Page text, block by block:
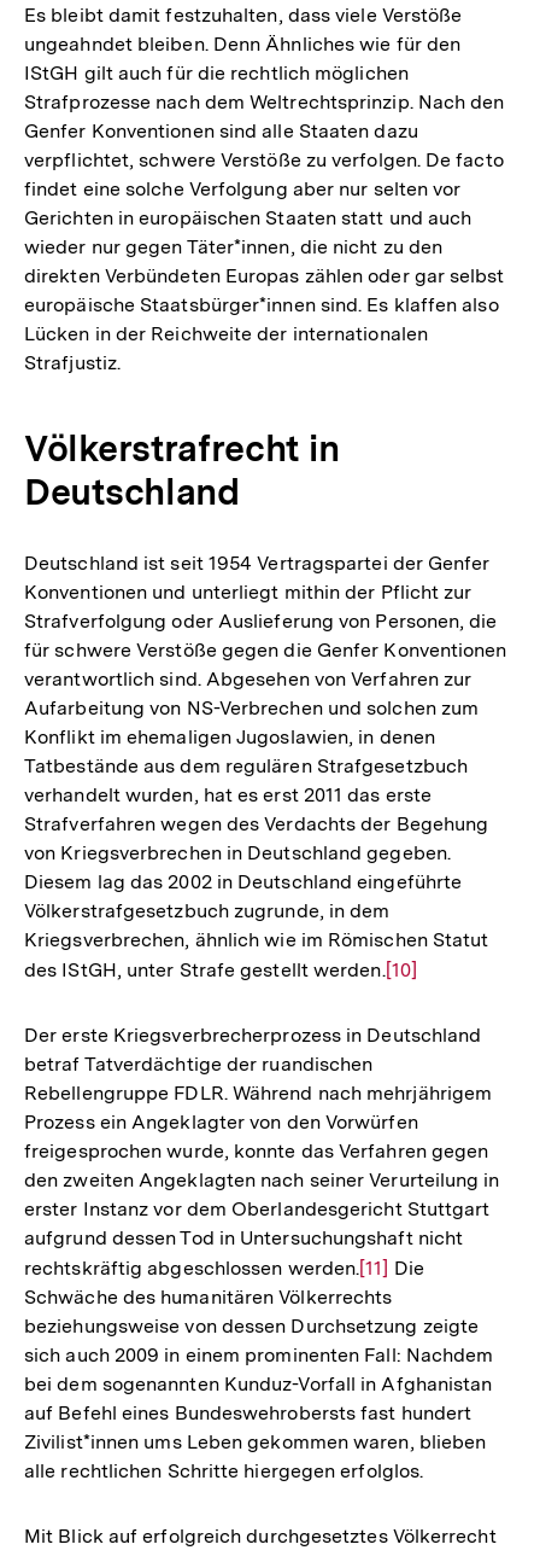
Es bleibt damit festzuhalten, dass viele Verstöße
ungeahndet bleiben. Denn Ähnliches wie für den
IStGH gilt auch für die rechtlich möglichen
Strafprozesse nach dem Weltrechtsprinzip. Nach den
Genfer Konventionen sind alle Staaten dazu
verpflichtet, schwere Verstöße zu verfolgen. De facto
findet eine solche Verfolgung aber nur selten vor
Gerichten in europäischen Staaten statt und auch
wieder nur gegen Täter*innen, die nicht zu den
direkten Verbündeten Europas zählen oder gar selbst
europäische Staatsbürger*innen sind. Es klaffen also
Lücken in der Reichweite der internationalen
Strafjustiz.
Völkerstrafrecht in
Deutschland
Deutschland ist seit 1954 Vertragspartei der Genfer
Konventionen und unterliegt mithin der Pflicht zur
Strafverfolgung oder Auslieferung von Personen, die
für schwere Verstöße gegen die Genfer Konventionen
verantwortlich sind. Abgesehen von Verfahren zur
Aufarbeitung von NS-Verbrechen und solchen zum
Konflikt im ehemaligen Jugoslawien, in denen
Tatbestände aus dem regulären Strafgesetzbuch
verhandelt wurden, hat es erst 2011 das erste
Strafverfahren wegen des Verdachts der Begehung
von Kriegsverbrechen in Deutschland gegeben.
Diesem lag das 2002 in Deutschland eingeführte
Völkerstrafgesetzbuch zugrunde, in dem
Kriegsverbrechen, ähnlich wie im Römischen Statut
des IStGH, unter Strafe gestellt werden.Zur
der
[10]
Der erste Kriegsverbrecherprozess in Deutschland
betraf Tatverdächtige der ruandischen
Rebellengruppe FDLR. Während nach mehrjährigem
Prozess ein Angeklagter von den Vorwürfen
freigesprochen wurde, konnte das Verfahren gegen
den zweiten Angeklagten nach seiner Verurteilung in
erster Instanz vor dem Oberlandesgericht Stuttgart
aufgrund dessen Tod in Untersuchungshaft nicht
rechtskräftig abgeschlossen werden.Zur
Auflösung
der
Fußnote
[11] Die
Schwäche des humanitären Völkerrechts
beziehungsweise von dessen Durchsetzung zeigte
sich auch 2009 in einem prominenten Fall: Nachdem
bei dem sogenannten Kunduz-Vorfall in Afghanistan
auf Befehl eines Bundeswehrobersts fast hundert
Zivilist*innen ums Leben gekommen waren, blieben
alle rechtlichen Schritte hiergegen erfolglos.
Mit Blick auf erfolgreich durchgesetztes Völkerrecht